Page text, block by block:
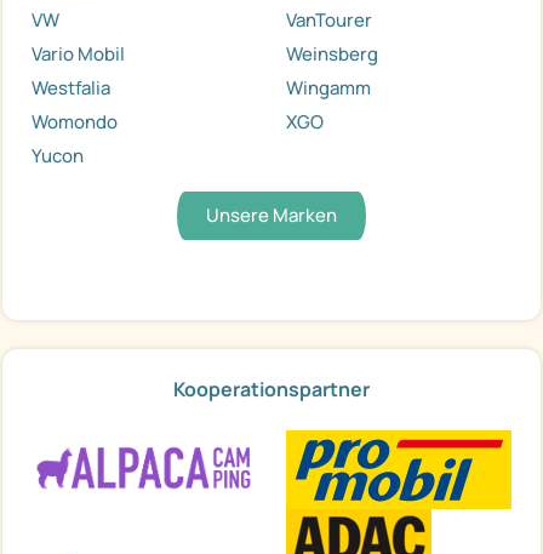
VW
VanTourer
Vario Mobil
Weinsberg
Westfalia
Wingamm
Womondo
XGO
Yucon
Unsere Marken
Kooperationspartner